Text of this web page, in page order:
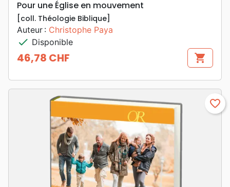
Pour une Église en mouvement
[coll. Théologie Biblique]
Auteur : Christophe Paya
check Disponible
Prix
46,78 CHF shopping_cart
favorite_border